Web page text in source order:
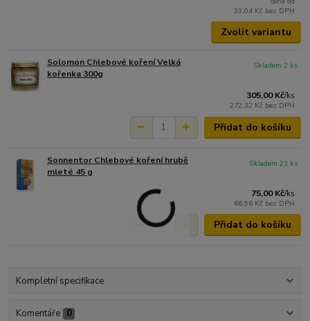
33,04 Kč bez DPH
Zvolit variantu
Solomon Chlebové koření Velká
kořenka 300g
305,00 Kč/ks
272,32 Kč bez DPH
Skladem 2 ks
Přidat do košíku
Sonnentor Chlebové koření hrubě
mleté 45 g
75,00 Kč/ks
66,96 Kč bez DPH
Skladem 21 ks
Přidat do košíku
Kompletní specifikace
Komentáře 0